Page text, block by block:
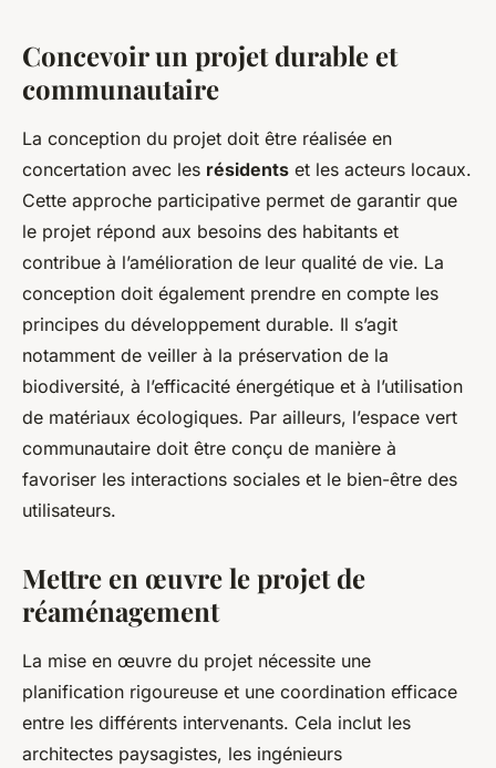
Concevoir un projet durable et
communautaire
La conception du projet doit être réalisée en
concertation avec les résidents et les acteurs locaux.
Cette approche participative permet de garantir que
le projet répond aux besoins des habitants et
contribue à l’amélioration de leur qualité de vie. La
conception doit également prendre en compte les
principes du développement durable. Il s’agit
notamment de veiller à la préservation de la
biodiversité, à l’efficacité énergétique et à l’utilisation
de matériaux écologiques. Par ailleurs, l’espace vert
communautaire doit être conçu de manière à
favoriser les interactions sociales et le bien-être des
utilisateurs.
Mettre en œuvre le projet de
réaménagement
La mise en œuvre du projet nécessite une
planification rigoureuse et une coordination efficace
entre les différents intervenants. Cela inclut les
architectes paysagistes, les ingénieurs